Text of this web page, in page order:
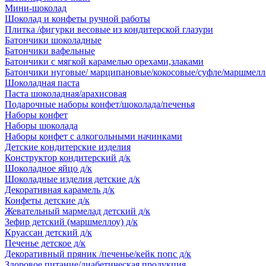
Мини-шоколад
Шоколад и конфеты ручной работы
Плитка /фигурки весовые из кондитерской глазури
Батончики шоколадные
Батончики вафельные
Батончики с мягкой карамелью орехами,злаками
Батончики нуговые/ марципановые/кокосовые/суфле/
Шоколадная паста
Паста шоколадная/арахисовая
Подарочные наборы конфет/шоколада/печенья
Наборы конфет
Наборы шоколада
Наборы конфет с алкогольными начинками
Детские кондитерские изделия
Конструктор кондитерский д/к
Шоколадное яйцо д/к
Шоколадные изделия детские д/к
Декоративная карамель д/к
Конфеты детские д/к
Жевательный мармелад детский д/к
Зефир детский (маршмеллоу) д/к
Круассан детский д/к
Печенье детское д/к
Декоративный пряник /печенье/кейк попс д/к